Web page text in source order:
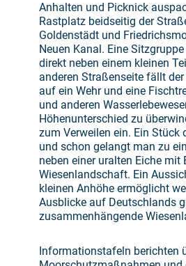
Anhalten und Picknick
Rastplatz beidseitig der
Goldenstädt und
Neuen Kanal. Eine
direkt neben einem kleinen
anderen Straßenseite fällt
auf ein Wehr und eine
und anderen
Höhenunterschied zu
zum Verweilen ein. Ein Stück
und schon gelangt man zu
neben einer uralten Eiche
Wiesenlandschaft. Ein
kleinen Anhöhe ermöglicht
Ausblicke auf Deutschlands
zusammenhängende
Informationstafeln berichten